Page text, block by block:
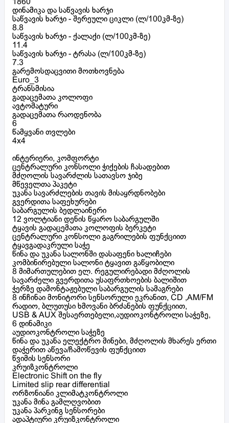
1860
დინამიკა და საწვავის ხარჯი
საწვავის ხარჯი - შერეული ციკლი (ლ/100კმ-ზე)
8.8
საწვავის ხარჯი - ქალაქი (ლ/100კმ-ზე)
11.4
საწვავის ხარჯი - ტრასა (ლ/100კმ-ზე)
7.3
გარემოსდაცვითი მოთხოვნება
Euro_3
ტრანსმისია
გადაცემათა კოლოფი
ავტომატური
გადაცემათა რაოდენობა
6
წამყვანი თვლები
4x4
ინტერიერი, კომფორტი
ცენტრალური კონსოლი ჭიქების ჩასადებით
მძღოლის სავარძლის სათავსო ჯიბე
მწეველთა პაკეტი
უკანა სავარძლების თავის მისაყრდნობები
გვერდითა საფეხურები
საბარგულის ბედლაინერი
12 ვოლტიანი დენის წყარო საბარგულში
ტყავის გადაცემათა კოლოფის ბერკეტი
ცენტრალური კონსოლი გაგრილების ფუნქციით
ტყავგადაკრული საჭე
წინა და უკანა სალონში დასაფენი ხალიჩები
კომბინირებული სალონი ტყავით გაწყობილი
8 მიმართულებით ელ. რეგულირებადი მძღოლის
სავარძელი გვერდითა უსაფრთხოების ბალიშით
ჭერზე დამონტაჟებული საბარგულის სამაგრები
8 ინჩინაი მონიტორი სენსორული ეკრანით, CD ,AM/FM
რადიო, ბლუთუსი ხმოვანი ბრძანების ფუნქციით,
USB & AUX შესაერთებელი,აუდიოკონტროლი საჭეზე,
6 დინამიკი
აუდიოკონტროლი საჭეზე
წინა და უკანა ელექტრო მინები, მძღოლის მხარეს ერთი
დაჭერით აწევა/ჩამოწევის ფუნქციით
წვიმის სენსორი
კრუიზკონტროლი
Electronic Shift on the fly
Limited slip rear differential
ორზონიანი კლიმატკონტროლი
უკანა მინა გამლღვობით
უკანა პარკინგ სენსორები
ადაპტიური კრუიზკონტროლი